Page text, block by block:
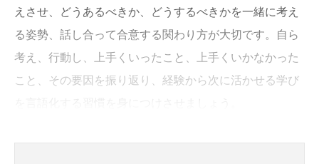
えさせ、どうあるべきか、どうするべきかを一緒に考え
る姿勢、話し合って合意する関わり方が大切です。自ら
考え、行動し、上手くいったこと、上手くいかなかった
こと、その要因を振り返り、経験から次に活かせる学び